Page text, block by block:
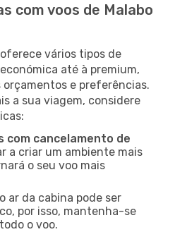
com voos de Malabo
vários tipos de
até à premium,
e preferências.
a sua viagem, considere
com cancelamento de
a criar um ambiente mais
o seu voo mais
ar da cabina pode ser
por isso, mantenha-se
o voo.